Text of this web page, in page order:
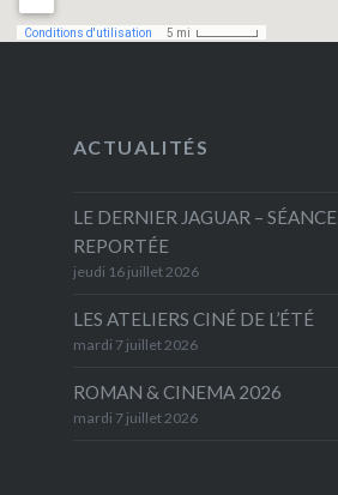
ACTUALITÉS
LE DERNIER JAGUAR – SÉANCE
REPORTÉE
jeudi 16 juillet 2026
LES ATELIERS CINÉ DE L’ÉTÉ
mardi 7 juillet 2026
ROMAN & CINEMA 2026
mardi 7 juillet 2026